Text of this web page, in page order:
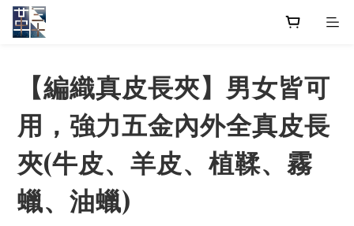
【編織真皮長夾】男女皆可
用，強力五金內外全真皮長
夾(牛皮、羊皮、植鞣、霧
蠟、油蠟)